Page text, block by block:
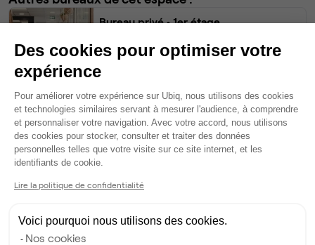
Bureau privé• 1er étage
12 postes • 50 m²
3 200 €
Dispo
Bureau privé• 1er étage
9
Dispo
Bureau privé • 2ème étage
Des cookies pour optimiser votre
expérience
Plateforme de Gestion du
Pour améliorer votre expérience sur Ubiq, nous utilisons des cookies
et technologies similaires servant à mesurer l'audience, à comprendre
et personnaliser votre navigation. Avec votre accord, nous utilisons
des cookies pour stocker, consulter et traiter des données
personnelles telles que votre visite sur ce site internet, et les
identifiants de cookie.
Lire la politique de confidentialité
Voici pourquoi nous utilisons des cookies.
Nos cookies